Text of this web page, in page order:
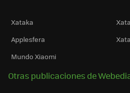
Xataka
Applesfera
Mundo Xiaomi
Otras publicaciones de